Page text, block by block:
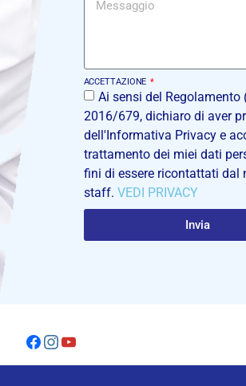
ACCETTAZIONE
Ai sensi del Regolamento
2016/679, dichiaro di aver
dell'Informativa Privacy e
trattamento dei miei dati
fini di essere ricontattati dal
staff. VEDI PRIVACY
Invia